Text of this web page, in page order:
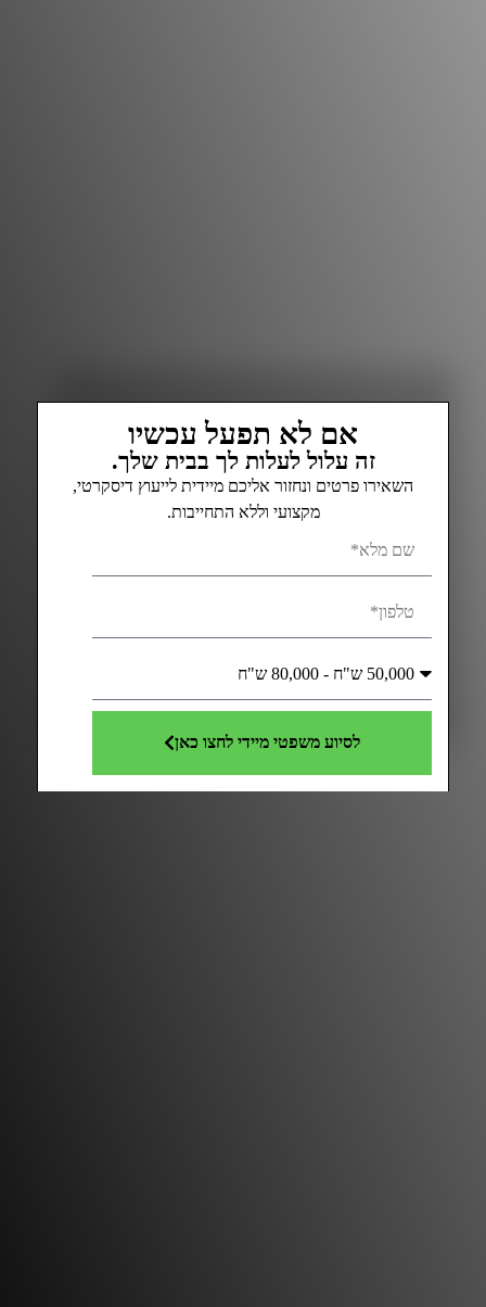
אם לא תפעל עכשיו
זה עלול לעלות לך בבית שלך.
השאירו פרטים ונחזור אליכם מיידית לייעוץ דיסקרטי,
מקצועי וללא התחייבות.
לסיוע משפטי מיידי לחצו כאן